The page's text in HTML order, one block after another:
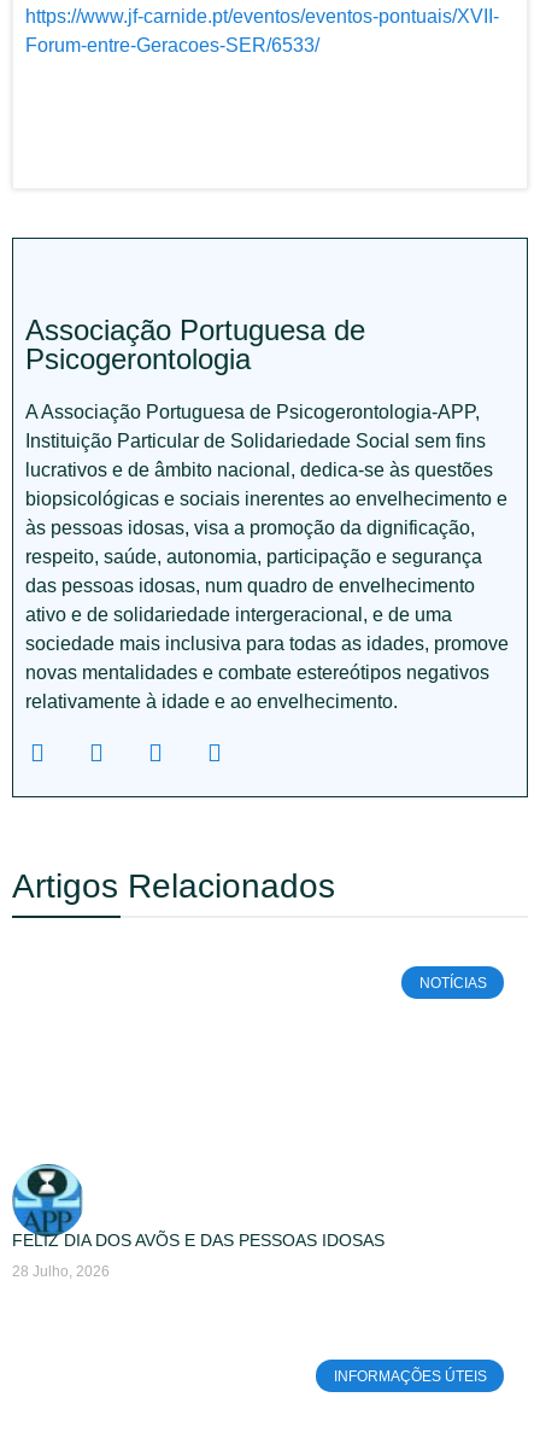
https://www.jf-carnide.pt/eventos/eventos-pontuais/XVII-
Forum-entre-Geracoes-SER/6533/
Associação Portuguesa de
Psicogerontologia
A Associação Portuguesa de Psicogerontologia-APP,
Instituição Particular de Solidariedade Social sem fins
lucrativos e de âmbito nacional, dedica-se às questões
biopsicológicas e sociais inerentes ao envelhecimento e
às pessoas idosas, visa a promoção da dignificação,
respeito, saúde, autonomia, participação e segurança
das pessoas idosas, num quadro de envelhecimento
ativo e de solidariedade intergeracional, e de uma
sociedade mais inclusiva para todas as idades, promove
novas mentalidades e combate estereótipos negativos
relativamente à idade e ao envelhecimento.
Artigos Relacionados
NOTÍCIAS
FELIZ DIA DOS AVÕS E DAS PESSOAS IDOSAS
28 Julho, 2026
INFORMAÇÕES ÚTEIS